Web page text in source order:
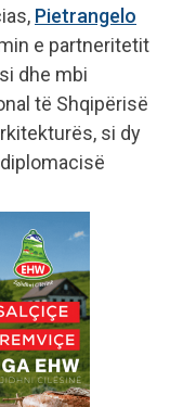
Pietrangelo
e partneritetit
dhe mbi
të Shqipërisë
si dy